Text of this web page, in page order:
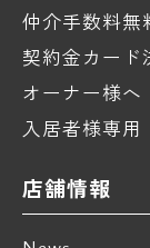
仲介手数料無
契約金カード
オーナー様へ
入居者様専用
店舗情報